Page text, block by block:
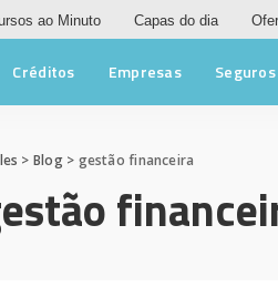
ao Minuto Capas do dia
Créditos Empresas Seguros
> Blog> gestão financeira